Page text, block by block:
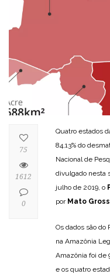
Quatro estados
84,13% do
Nacional de
divulgado nesta
julho de 2019, o
por Mato
Os dados são
na Amazônia
Amazônia foi de
e os quatro
75
1612
0